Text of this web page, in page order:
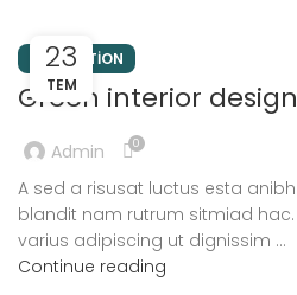
23
TEM
INSPIRATION
Green interior
Admin 0
A sed a risusat luctus esta
blandit nam rutrum sitmiad
varius adipiscing ut dignissim ...
Continue reading